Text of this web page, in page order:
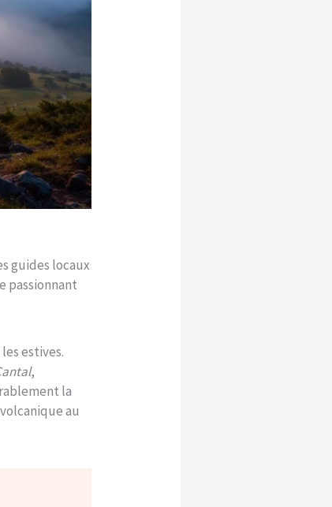
guides locaux
passionnant
estives.
,
la
au